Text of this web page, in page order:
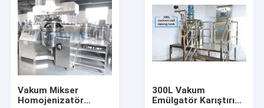
Ürünler
Hakkımızda
Fabrika turu
Vakum Mikser
Homojenizatör
300L Vakum
Emülgatör Karıştırıcı